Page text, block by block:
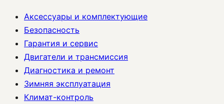
Аксессуары и комплектующие
Безопасность
Гарантия и сервис
Двигатели и трансмиссия
Диагностика и ремонт
Зимняя эксплуатация
Климат-контроль